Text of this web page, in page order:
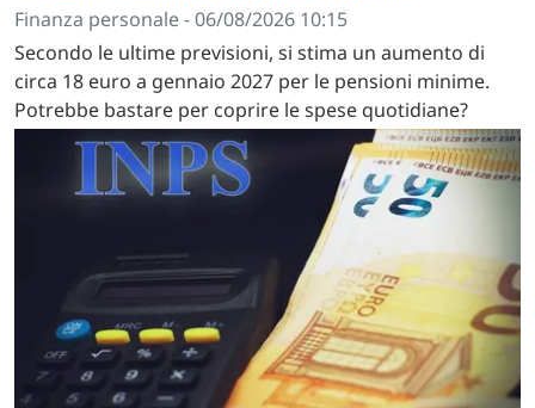
Finanza personale - 06/08/2026 10:15
Secondo le ultime previsioni, si stima un aumento di
circa 18 euro a gennaio 2027 per le pensioni minime.
Potrebbe bastare per coprire le spese quotidiane?